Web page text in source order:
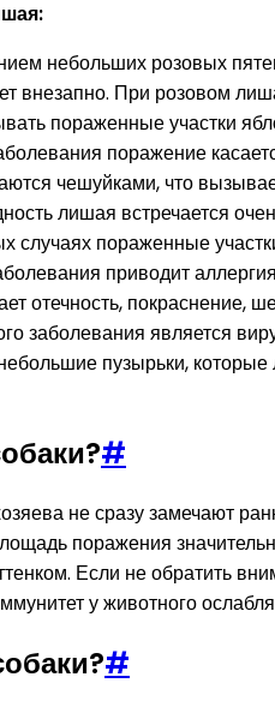
небольших розовых
внезапно. При розовом
пораженные участки
поражение
чешуйками, что
лишая встречается
случаях пораженные
приводит
отечность, покраснение,
заболевания является
пузырьки,
#
не сразу замечают
поражения
Если не обратить
у животного
#